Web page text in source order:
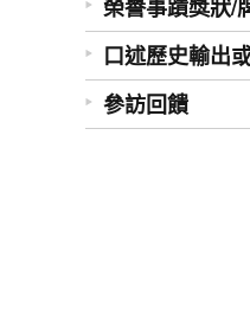
榮譽事蹟獎狀/
口述歷史輸出
參訪回饋